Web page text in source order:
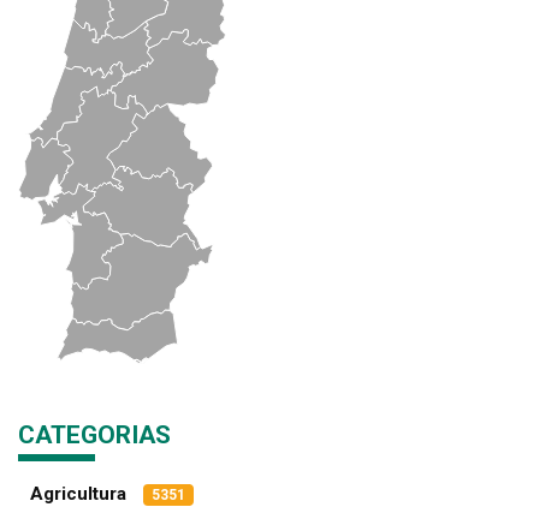
CATEGORIAS
Agricultura 5351